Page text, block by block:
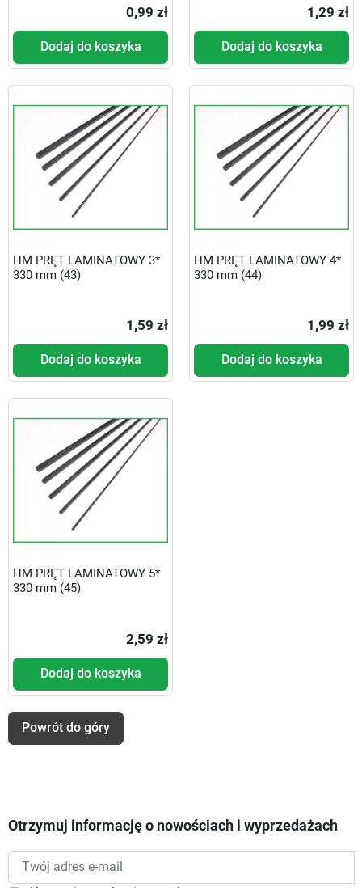
0,99 zł
Dodaj do koszyka
1,29 zł
Dodaj do koszyka
HM PRĘT LAMINATOWY 3*
330 mm (43)
1,59 zł
Dodaj do koszyka
HM PRĘT LAMINATOWY 4*
330 mm (44)
1,99 zł
Dodaj do koszyka
HM PRĘT LAMINATOWY 5*
330 mm (45)
2,59 zł
Dodaj do koszyka
Powrót do góry
Otrzymuj informację o nowościach i wyprzedażach